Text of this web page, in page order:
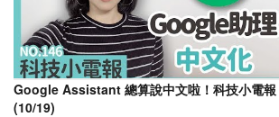
Google Assistant 總算說中文啦！科技小電報
(10/19)